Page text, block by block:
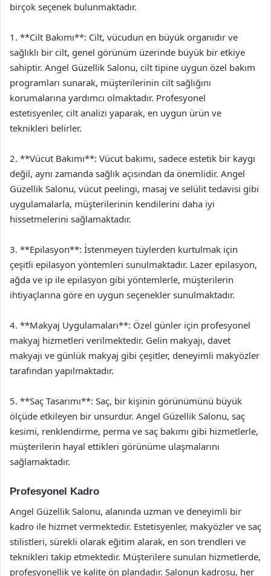
birçok seçenek bulunmaktadır.
1. **Cilt Bakımı**: Cilt, vücudun en büyük organıdır ve
sağlıklı bir cilt, genel görünüm üzerinde büyük bir etkiye
sahiptir. Angel Güzellik Salonu, cilt tipine uygun özel bakım
programları sunarak, müşterilerinin cilt sağlığını
korumalarına yardımcı olmaktadır. Profesyonel
estetisyenler, cilt analizi yaparak, en uygun ürün ve
teknikleri belirler.
2. **Vücut Bakımı**: Vücut bakımı, sadece estetik bir kaygı
değil, aynı zamanda sağlık açısından da önemlidir. Angel
Güzellik Salonu, vücut peelingi, masaj ve selülit tedavisi gibi
uygulamalarla, müşterilerinin kendilerini daha iyi
hissetmelerini sağlamaktadır.
3. **Epilasyon**: İstenmeyen tüylerden kurtulmak için
çeşitli epilasyon yöntemleri sunulmaktadır. Lazer epilasyon,
ağda ve ip ile epilasyon gibi yöntemlerle, müşterilerin
ihtiyaçlarına göre en uygun seçenekler sunulmaktadır.
4. **Makyaj Uygulamaları**: Özel günler için profesyonel
makyaj hizmetleri verilmektedir. Gelin makyajı, davet
makyajı ve günlük makyaj gibi çeşitler, deneyimli makyözler
tarafından yapılmaktadır.
5. **Saç Tasarımı**: Saç, bir kişinin görünümünü büyük
ölçüde etkileyen bir unsurdur. Angel Güzellik Salonu, saç
kesimi, renklendirme, perma ve saç bakımı gibi hizmetlerle,
müşterilerin hayal ettikleri görünüme ulaşmalarını
sağlamaktadır.
Profesyonel Kadro
Angel Güzellik Salonu, alanında uzman ve deneyimli bir
kadro ile hizmet vermektedir. Estetisyenler, makyözler ve saç
stilistleri, sürekli olarak eğitim alarak, en son trendleri ve
teknikleri takip etmektedir. Müşterilere sunulan hizmetlerde,
profesyonellik ve kalite ön plandadır. Salonun kadrosu, her